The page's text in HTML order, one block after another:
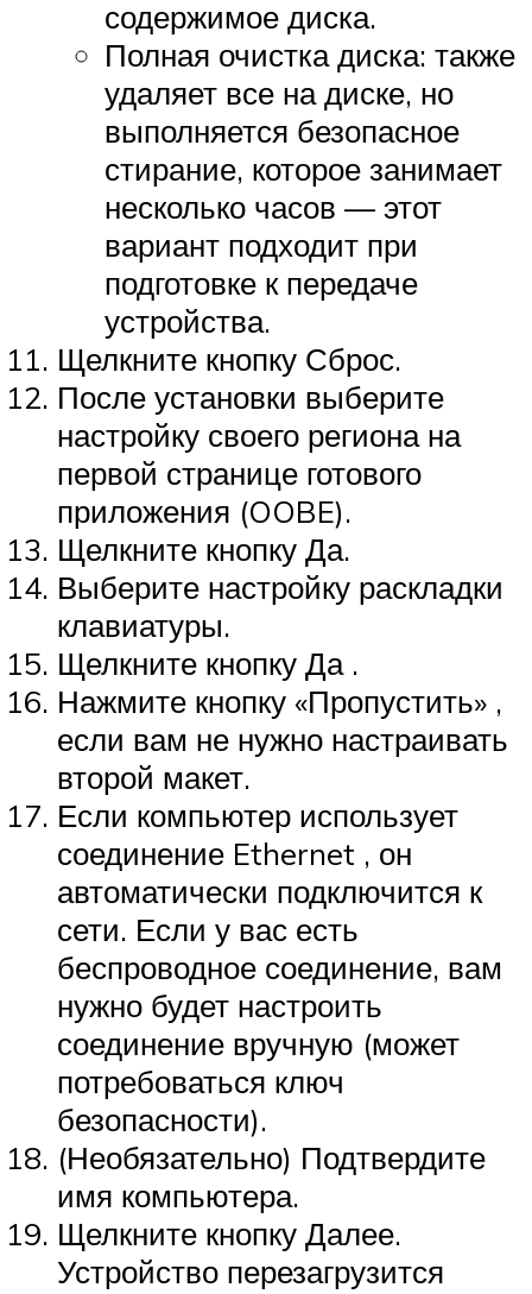
содержимое диска.
Полная очистка диска: также
удаляет все на диске, но
выполняется безопасное
стирание, которое занимает
несколько часов — этот
вариант подходит при
подготовке к передаче
устройства.
Щелкните кнопку Сброс.
После установки выберите
настройку своего региона на
первой странице готового
приложения (OOBE).
Щелкните кнопку Да.
Выберите настройку раскладки
клавиатуры.
Щелкните кнопку Да .
Нажмите кнопку «Пропустить» ,
если вам не нужно настраивать
второй макет.
Если компьютер использует
соединение Ethernet , он
автоматически подключится к
сети. Если у вас есть
беспроводное соединение, вам
нужно будет настроить
соединение вручную (может
потребоваться ключ
безопасности).
(Необязательно) Подтвердите
имя компьютера.
Щелкните кнопку Далее.
Устройство перезагрузится